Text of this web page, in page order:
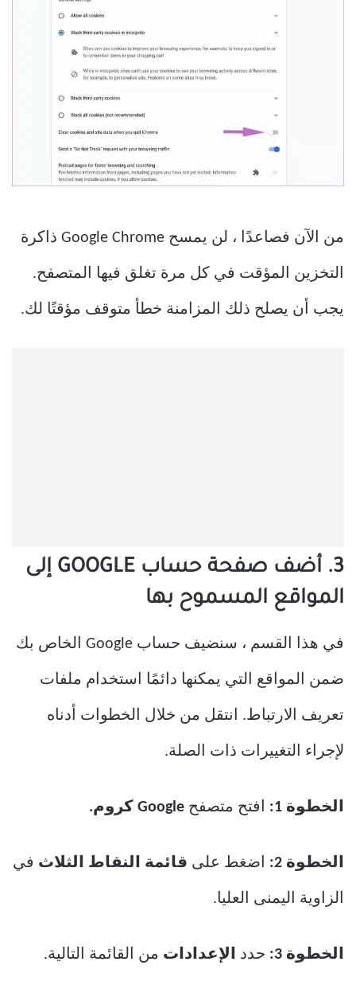
من الآن فصاعدًا ، لن يمسح Google Chrome ذاكرة
التخزين المؤقت في كل مرة تغلق فيها المتصفح.
يجب أن يصلح ذلك المزامنة خطأ متوقف مؤقتًا لك.
3. أضف صفحة حساب GOOGLE إلى
المواقع المسموح بها
في هذا القسم ، سنضيف حساب Google الخاص بك
ضمن المواقع التي يمكنها دائمًا استخدام ملفات
تعريف الارتباط. انتقل من خلال الخطوات أدناه
لإجراء التغييرات ذات الصلة.
الخطوة 1: افتح متصفح
الخطوة 2: اضغط على قائمة النقاط الثلاث في
الزاوية اليمنى العليا.
الخطوة 3: حدد الإعدادات من القائمة التالية.